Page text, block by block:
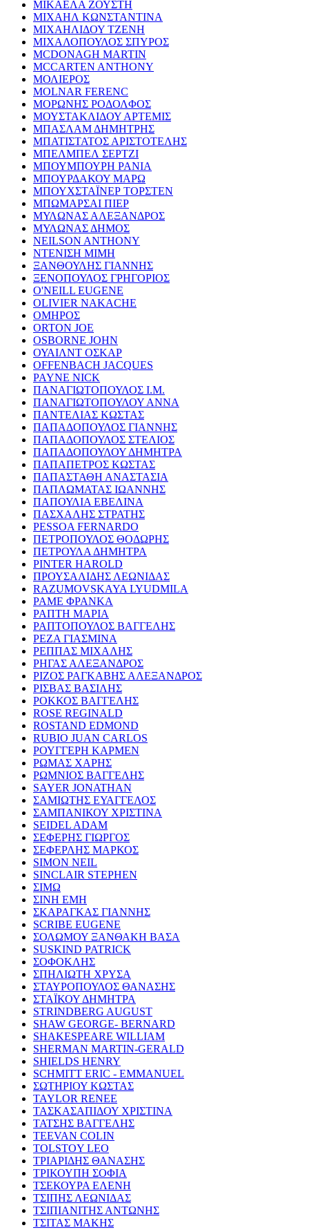
ΜΙΚΑΕΛΑ ΖΟΥΣΤΗ
ΜΙΧΑΗΛ ΚΩΝΣΤΑΝΤΙΝΑ
ΜΙΧΑΗΛΙΔΟΥ ΤΖΕΝΗ
ΜΙΧΑΛΟΠΟΥΛΟΣ ΣΠΥΡΟΣ
MCDONAGH MARTIN
MCCARTEN ANTHONY
ΜΟΛΙΕΡΟΣ
MOLNAR FERENC
ΜΟΡΩΝΗΣ ΡΟΔΟΛΦΟΣ
ΜΟΥΣΤΑΚΛΙΔΟΥ ΑΡΤΕΜΙΣ
ΜΠΑΣΛΑΜ ΔΗΜΗΤΡΗΣ
ΜΠΑΤΙΣΤΑΤΟΣ ΑΡΙΣΤΟΤΕΛΗΣ
ΜΠΕΛΜΠΕΛ ΣΕΡΤΖΙ
ΜΠΟΥΜΠΟΥΡΗ ΡΑΝΙΑ
ΜΠΟΥΡΔΑΚΟΥ ΜΑΡΩ
ΜΠΟΥΧΣΤΑΪΝΕΡ ΤΟΡΣΤΕΝ
ΜΠΩΜΑΡΣΑΙ ΠΙΕΡ
ΜΥΛΩΝΑΣ ΑΛΕΞΑΝΔΡΟΣ
ΜΥΛΩΝΑΣ ΔΗΜΟΣ
NEILSON ANTHONY
ΝΤΕΝΙΣΗ ΜΙΜΗ
ΞΑΝΘΟΥΛΗΣ ΓΙΑΝΝΗΣ
ΞΕΝΟΠΟΥΛΟΣ ΓΡΗΓΟΡΙΟΣ
O'NEILL EUGENE
OLIVIER NAKACHE
ΟΜΗΡΟΣ
ORTON JOE
OSBORNE JOHN
ΟΥΑΙΛΝΤ ΟΣΚΑΡ
OFFENBACH JACQUES
PAYNE NICK
ΠΑΝΑΓΙΩΤΟΠΟΥΛΟΣ Ι.Μ.
ΠΑΝΑΓΙΩΤΟΠΟΥΛΟΥ ΑΝΝΑ
ΠΑΝΤΕΛΙΑΣ ΚΩΣΤΑΣ
ΠΑΠΑΔΟΠΟΥΛΟΣ ΓΙΑΝΝΗΣ
ΠΑΠΑΔΟΠΟΥΛΟΣ ΣΤΕΛΙΟΣ
ΠΑΠΑΔΟΠΟΥΛΟΥ ΔΗΜΗΤΡΑ
ΠΑΠΑΠΕΤΡΟΣ ΚΩΣΤΑΣ
ΠΑΠΑΣΤΑΘΗ ΑΝΑΣΤΑΣΙΑ
ΠΑΠΛΩΜΑΤΑΣ ΙΩΑΝΝΗΣ
ΠΑΠΟΥΛΙΑ ΕΒΕΛΙΝΑ
ΠΑΣΧΑΛΗΣ ΣΤΡΑΤΗΣ
PESSOA FERNARDO
ΠΕΤΡΟΠΟΥΛΟΣ ΘΟΔΩΡΗΣ
ΠΕΤΡΟΥΛΑ ΔΗΜΗΤΡΑ
PINTER HAROLD
ΠΡΟΥΣΑΛΙΔΗΣ ΛΕΩΝΙΔΑΣ
RAZUMOVSKAYA LYUDMILA
ΡΑΜΕ ΦΡΑΝΚΑ
ΡΑΠΤΗ ΜΑΡΙΑ
ΡΑΠΤΟΠΟΥΛΟΣ ΒΑΓΓΕΛΗΣ
ΡΕΖΑ ΓΙΑΣΜΙΝΑ
ΡΕΠΠΑΣ ΜΙΧΑΛΗΣ
ΡΗΓΑΣ ΑΛΕΞΑΝΔΡΟΣ
ΡΙΖΟΣ ΡΑΓΚΑΒΗΣ ΑΛΕΞΑΝΔΡΟΣ
ΡΙΣΒΑΣ ΒΑΣΙΛΗΣ
ΡΟΚΚΟΣ ΒΑΓΓΕΛΗΣ
ROSE REGINALD
ROSTAND EDMOND
RUBIO JUAN CARLOS
ΡΟΥΓΓΕΡΗ ΚΑΡΜΕΝ
ΡΩΜΑΣ ΧΑΡΗΣ
ΡΩΜΝΙΟΣ ΒΑΓΓΕΛΗΣ
SAYER JONATHAN
ΣΑΜΙΩΤΗΣ ΕΥΑΓΓΕΛΟΣ
ΣΑΜΠΑΝΙΚΟΥ ΧΡΙΣΤΙΝΑ
SEIDEL ADAM
ΣΕΦΕΡΗΣ ΓΙΩΡΓΟΣ
ΣΕΦΕΡΛΗΣ ΜΑΡΚΟΣ
SIMON NEIL
SINCLAIR STEPHEN
ΣΙΜΩ
ΣΙΝΗ ΕΜΗ
ΣΚΑΡΑΓΚΑΣ ΓΙΑΝΝΗΣ
SCRIBE EUGENE
ΣΟΛΩΜΟΥ ΞΑΝΘΑΚΗ ΒΑΣΑ
SUSKIND PATRICK
ΣΟΦΟΚΛΗΣ
ΣΠΗΛΙΩΤΗ ΧΡΥΣΑ
ΣΤΑΥΡΟΠΟΥΛΟΣ ΘΑΝΑΣΗΣ
ΣΤΑΪΚΟΥ ΔΗΜΗΤΡΑ
STRINDBERG AUGUST
SHAW GEORGE- BERNARD
SHAKESPEARE WILLIAM
SHERMAN MARTIN-GERALD
SHIELDS HENRY
SCHMITT ERIC - EMMANUEL
ΣΩΤΗΡΙΟΥ ΚΩΣΤΑΣ
TAYLOR RENEE
ΤΑΣΚΑΣΑΠΙΔΟΥ ΧΡΙΣΤΙΝΑ
ΤΑΤΣΗΣ ΒΑΓΓΕΛΗΣ
TEEVAN COLIN
TOLSTOY LEO
ΤΡΙΑΡΙΔΗΣ ΘΑΝΑΣΗΣ
ΤΡΙΚΟΥΠΗ ΣΟΦΙΑ
ΤΣΕΚΟΥΡΑ ΕΛΕΝΗ
ΤΣΙΠΗΣ ΛΕΩΝΙΔΑΣ
ΤΣΙΠΙΑΝΙΤΗΣ ΑΝΤΩΝΗΣ
ΤΣΙΤΑΣ ΜΑΚΗΣ